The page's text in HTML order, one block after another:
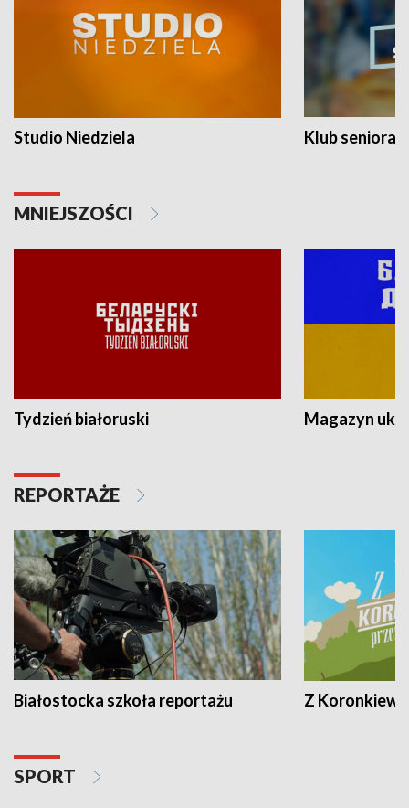
Studio Niedziela Klub seniora
MNIEJSZOŚCI
Tydzień białoruski Magazyn
REPORTAŻE
Białostocka szkoła reportażu Z
SPORT